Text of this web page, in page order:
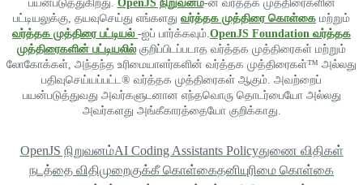
பயன்படுத்துகிறது. OpenJS நிறுவனம்-ன் வர்த்தக முத்திரைகளின்
பட்டியலுக்கு, தயவுசெய்து எங்களது வர்த்தக முத்திரை கொள்கை மற்றும்
வர்த்தக முத்திரை பட்டியல் -ஐப் பார்க்கவும். OpenJS Foundation வர்த்தக
முத்திரைகளின் பட்டியலில் குறிப்பிடப்படாத வர்த்தக முத்திரைகள் மற்றும்
லோகோக்கள், அந்தந்த உரிமையாளர்களின் வர்த்தக முத்திரைகள்™ அல்லது
பதிவுசெய்யப்பட்ட® வர்த்தக முத்திரைகள் ஆகும். அவற்றைப்
பயன்படுத்துவது அவர்களுடனான எந்தவொரு தொடர்பையோ அல்லது
அவர்களது அங்கீகாரத்தையோ குறிக்காது.
OpenJS நிறுவனம்AI Coding Assistants Policyதுணை விதிகள்
நடத்தை விதிமுறைகுக்கீ கொள்கைதனியுரிமை கொள்கை